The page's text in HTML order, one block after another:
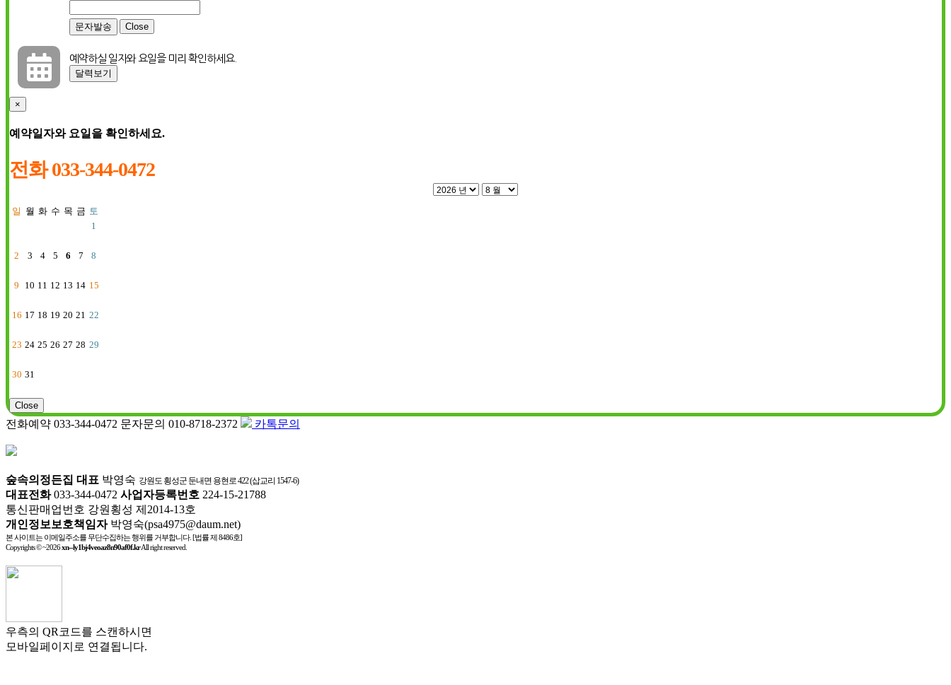
Close

예약하실 일자와 요일을 미리 확인하세요.
달력보기
×
예약일자와 요일을 확인하세요.
전화 033-344-0472
일 월 화 수 목 금 토
1
2 3 4 5 6 7 8
9 10 11 12 13 14 15
16 17 18 19 20 21 22
23 24 25 26 27 28 29
30 31
Close
전화예약 033-344-0472 문자문의 010-8718-2372 카톡문의
숲속의정든집 대표 박영숙 강원도 횡성군 둔내면 용현로 422 (삽교리 1547-6)
대표전화033-344-0472 사업자등록번호 224-15-21788
통신판매업번호 강원횡성 제2014-13호
개인정보보호책임자 박영숙(psa4975@daum.net)
본 사이트는 이메일주소를 무단수집하는 행위를 거부합니다. [법률 제 8486호]
Copyrights © ~2026xn--ly1bj4veoaz8n90af0f.krAll right reserved.
우측의 QR코드를 스캔하시면
모바일페이지로 연결됩니다.